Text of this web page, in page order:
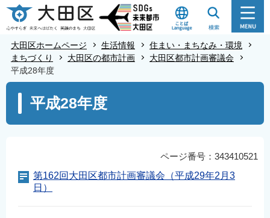
こ
の
の
頭
大田区ホームページ 生活情報
住まい・まちなみ・環境
まちづくり
大田区の都市計画
大田区都市計画審議会
平成28年度
こ
平成28年度
ページ番号：343410521
第162回大田区都市計画審議会（平成29年2月3
日）